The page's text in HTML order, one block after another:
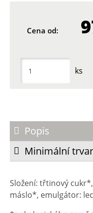
Cena od:
ks
Popis
Minimální
Složení: třtinový
máslo*, emulgátor: